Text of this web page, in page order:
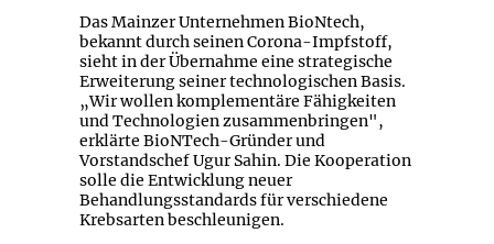
Das Mainzer Unternehmen BioNtech,
bekannt durch seinen Corona-Impfstoff,
sieht in der Übernahme eine strategische
Erweiterung seiner technologischen Basis.
„Wir wollen komplementäre Fähigkeiten
und Technologien zusammenbringen",
erklärte BioNTech-Gründer und
Vorstandschef Ugur Sahin. Die Kooperation
solle die Entwicklung neuer
Behandlungsstandards für verschiedene
Krebsarten beschleunigen.